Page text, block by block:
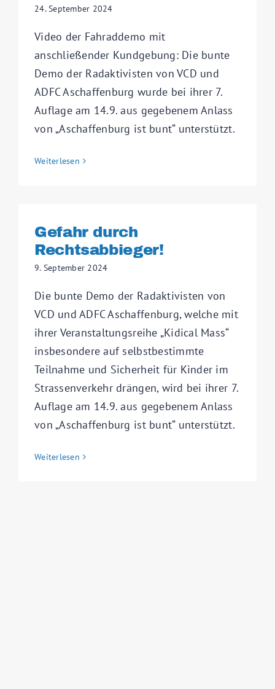
24. September 2024
Video der Fahraddemo mit
anschließender Kundgebung: Die bunte
Demo der Radaktivisten von VCD und
ADFC Aschaffenburg wurde bei ihrer 7.
Auflage am 14.9. aus gegebenem Anlass
von „Aschaffenburg ist bunt“ unterstützt.
Weiterlesen
Gefahr durch
Rechtsabbieger!
9. September 2024
Die bunte Demo der Radaktivisten von
VCD und ADFC Aschaffenburg, welche mit
ihrer Veranstaltungsreihe „Kidical Mass“
insbesondere auf selbstbestimmte
Teilnahme und Sicherheit für Kinder im
Strassenverkehr drängen, wird bei ihrer 7.
Auflage am 14.9. aus gegebenem Anlass
von „Aschaffenburg ist bunt“ unterstützt.
Weiterlesen